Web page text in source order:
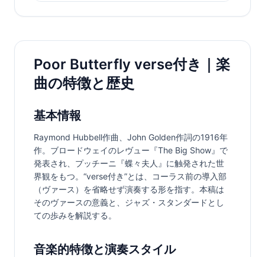
Poor Butterfly verse付き｜楽
曲の特徴と歴史
基本情報
Raymond Hubbell作曲、John Golden作詞の1916年
作。ブロードウェイのレヴュー『The Big Show』で
発表され、プッチーニ『蝶々夫人』に触発された世
界観をもつ。“verse付き”とは、コーラス前の導入部
（ヴァース）を省略せず演奏する形を指す。本稿は
そのヴァースの意義と、ジャズ・スタンダードとし
ての歩みを解説する。
音楽的特徴と演奏スタイル